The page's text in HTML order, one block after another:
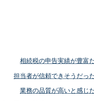
相続税の申告実績が豊富
担当者が信頼できそうだっ
業務の品質が高いと感じ